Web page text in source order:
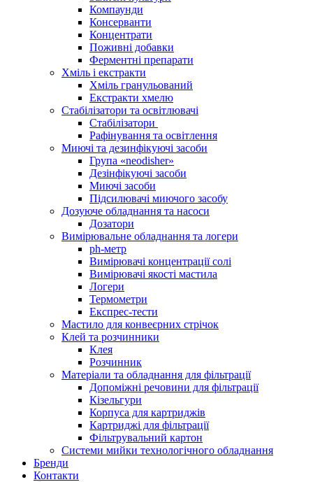
Компаунди
Консерванти
Концентрати
Поживні добавки
Ферментні препарати
Хміль і екстракти
Хміль гранульований
Екстракти хмелю
Стабілізатори та освітлювачі
Стабілізатори
Рафінування та освітлення
Миючі та дезинфікуючі засоби
Група «neodisher»
Дезінфікуючі засоби
Миючі засоби
Підсилювачі миючого засобу
Дозуюче обладнання та насоси
Дозатори
Вимірювальне обладнання та логери
ph-метр
Вимірювачі концентрації солі
Вимірювачі якості мастила
Логери
Термометри
Експрес-тести
Мастило для конвеєрних стрічок
Клей та розчинники
Клея
Розчинник
Матеріали та обладнання для фільтрації
Допоміжні речовини для фільтрації
Кізельгури
Корпуса для картриджів
Картриджі для фільтрації
Фільтрувальний картон
Системи мийки технологічного обладнання
Бренди
Контакти